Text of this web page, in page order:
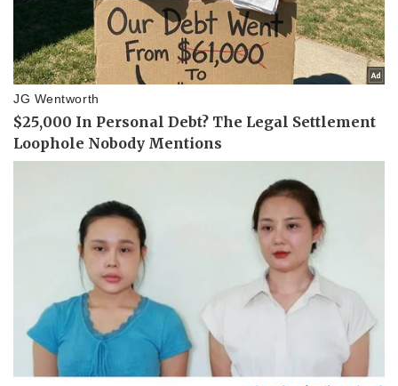
Pháp luật
Vụ án
Tin nóng
Tư vấn luật
Quân sự - Quốc phòng
Vũ khí
Việt Nam
Phân tích